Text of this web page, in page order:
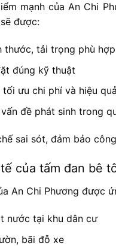
mạnh của An Chi
được:
thước, tải trọng phù
đúng kỹ thuật
ưu chi phí và hiệu
đề phát sinh trong
sai sót, đảm bảo
của tấm đan bê
An Chi Phương được
nước tại khu dân cư
bãi đỗ xe